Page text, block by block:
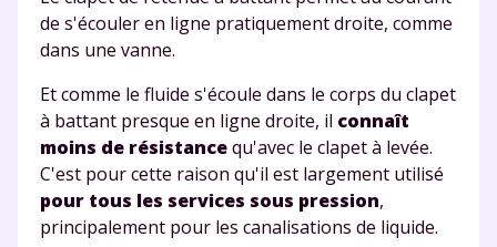
de s'écouler en ligne pratiquement droite, comme
dans une vanne.
Et comme le fluide s'écoule dans le corps du clapet
à battant presque en ligne droite, il connaît
moins de résistancequ'avec le clapet à levée.
C'est pour cette raison qu'il est largement utilisé
pour tous les services sous pression,
principalement pour les canalisations de liquide.